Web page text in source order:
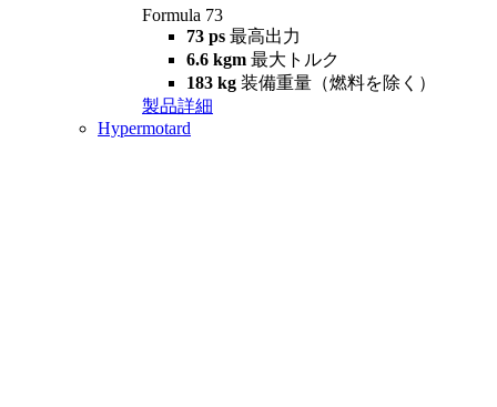
Formula 73
73 ps 最高出力
6.6 kgm 最大トルク
183 kg 装備重量（燃料を除く）
製品詳細
Hypermotard